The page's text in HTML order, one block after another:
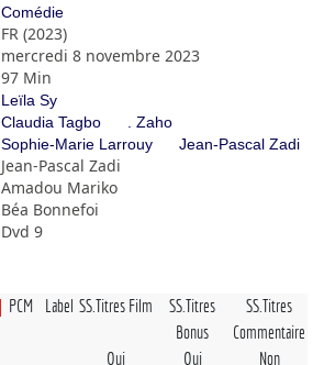
Comédie
FR (2023)
mercredi 8 novembre 2023
97 Min
Leïla Sy
Claudia Tagbo
. Zaho
Sophie-Marie Larrouy
Jean-Pascal Zadi
Jean-Pascal Zadi
Amadou Mariko
Béa Bonnefoi
Dvd 9
PCM Label SS.Titres Film
SS.Titres
Bonus
SS.Titres
Commentaire
Oui Oui Non